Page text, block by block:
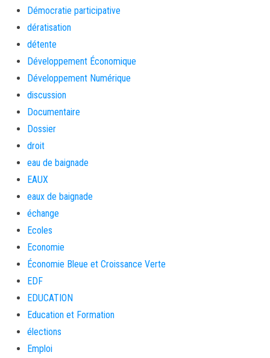
Démocratie participative
dératisation
détente
Développement Économique
Développement Numérique
discussion
Documentaire
Dossier
droit
eau de baignade
EAUX
eaux de baignade
échange
Ecoles
Economie
Économie Bleue et Croissance Verte
EDF
EDUCATION
Education et Formation
élections
Emploi